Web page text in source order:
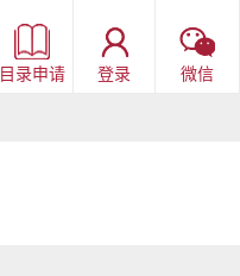
目录申请 登录
微信